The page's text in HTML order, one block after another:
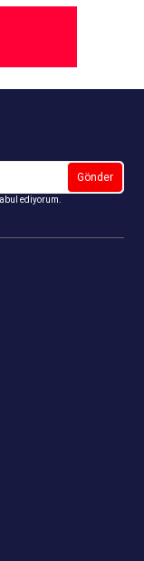
Gönder
ediyorum.